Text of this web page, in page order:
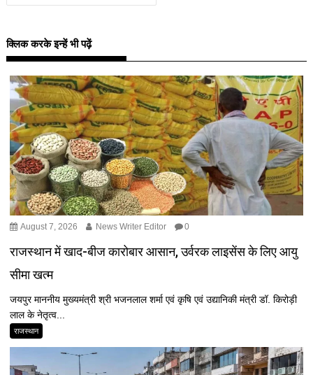
क्लिक करके इन्हें भी पढ़ें
August 7, 2026 News Writer Editor 0
राजस्थान में खाद-बीज कारोबार आसान, उर्वरक लाइसेंस के लिए आयु
सीमा खत्म
जयपुर माननीय मुख्यमंत्री श्री भजनलाल शर्मा एवं कृषि एवं उद्यानिकी मंत्री डॉ. किरोड़ी
लाल के नेतृत्व...
राजस्थान